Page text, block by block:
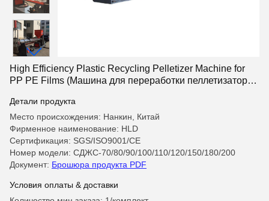
High Efficiency Plastic Recycling Pelletizer Machine for
PP PE Films (Машина для переработки пеллетизаторов
Детали продукта
Место происхождения: Нанкин, Китай
Фирменное наименование: HLD
Сертификация: SGS/ISO9001/CE
Номер модели: СДЖС-70/80/90/100/110/120/150/180/200
Документ: Брошюра продукта PDF
Условия оплаты & доставки